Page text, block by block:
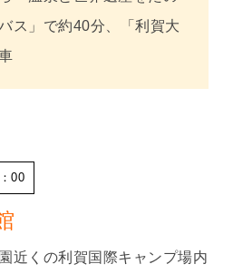
ス」で約40分、「利賀大
00
近くの利賀国際キャンプ場内